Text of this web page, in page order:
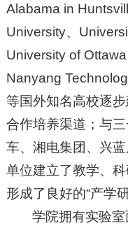
Alabama in
University、
University of
Nanyang
等国外知名高校逐
合作培养渠道；与
车、湘电集团、兴
单位建立了教学、
形成了良好的“产学
学院拥有实验